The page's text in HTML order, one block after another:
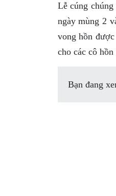
Lễ cúng
ngày mùng 2
vong hồn
cho các cô
Bạn đang